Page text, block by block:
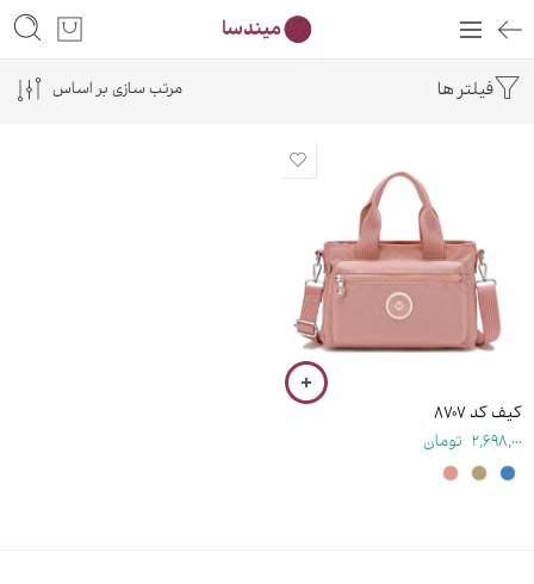
فیلتر ها مرتب سازی بر اساس
کیف کد ۸۷۰۷
2,698,000 تومان
۱۹ سانتی متر